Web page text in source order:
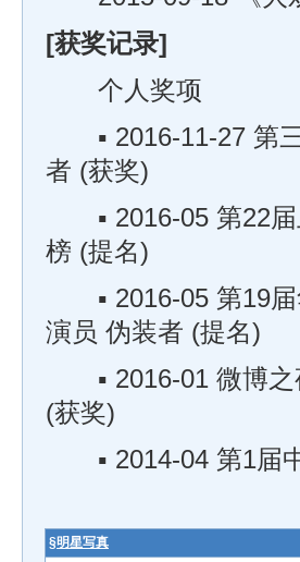
[获奖记录]
个人奖项
▪ 2016-11-27 第三
者 (获奖)
▪ 2016-05 第22届
榜 (提名)
▪ 2016-05 第19届
演员 伪装者 (提名)
▪ 2016-01 微博之
(获奖)
▪ 2014-04 第1届
§明星写真